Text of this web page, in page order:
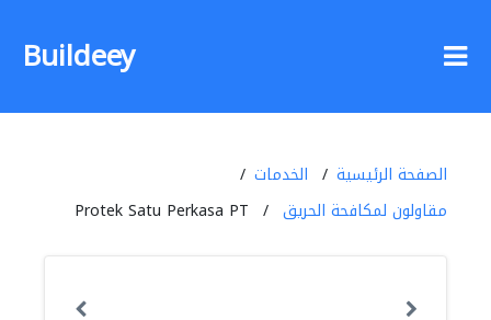
Buildeey
الصفحة الرئيسية
الخدمات
مقاولون لمكافحة الحريق
Protek Satu Perkasa PT